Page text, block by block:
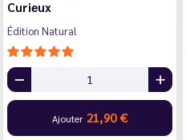
Curieux
Édition Natural
Ajouter 21,90 €